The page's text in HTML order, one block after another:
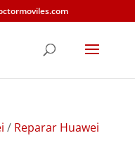
/ Reparar Huawei